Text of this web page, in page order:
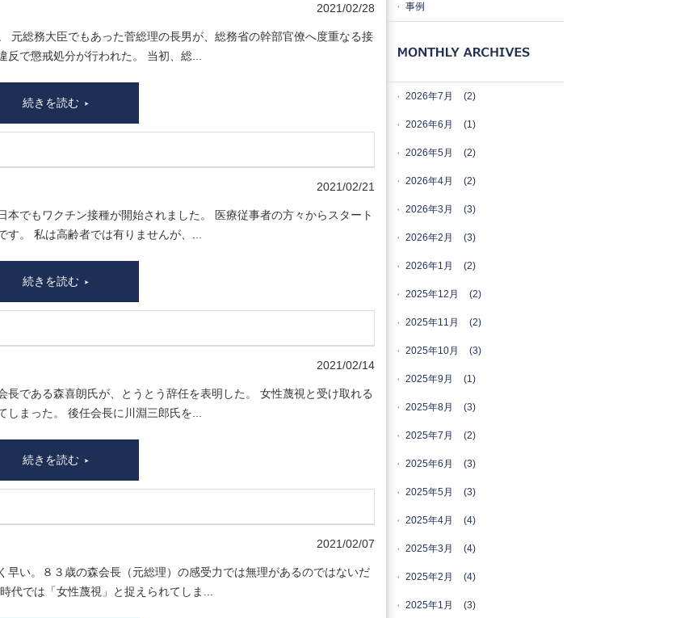
2021/02/28
元総務大臣でもあった菅総理の長男が、総務省の幹部官僚へ度重なる接
反で懲戒処分が行われた。 当初、総...
続きを読む
2021/02/21
でもワクチン接種が開始されました。 医療従事者の方々からスタート
す。 私は高齢者では有りませんが、...
続きを読む
2021/02/14
である森喜朗氏が、とうとう辞任を表明した。 女性蔑視と受け取れる
しまった。 後任会長に川淵三郎氏を...
続きを読む
2021/02/07
い。８３歳の森会長（元総理）の感受力では無理があるのではないだ
代では「女性蔑視」と捉えられてしま...
事例
2026年7月 (2)
2026年6月 (1)
2026年5月 (2)
2026年4月 (2)
2026年3月 (3)
2026年2月 (3)
2026年1月 (2)
2025年12月 (2)
2025年11月 (2)
2025年10月 (3)
2025年9月 (1)
2025年8月 (3)
2025年7月 (2)
2025年6月 (3)
2025年5月 (3)
2025年4月 (4)
2025年3月 (4)
2025年2月 (4)
2025年1月 (3)